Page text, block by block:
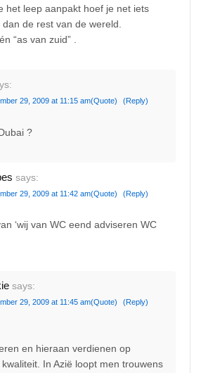
het leep aanpakt hoef je net iets
de rest van de wereld.
“as van zuid” .
29, 2009 at 11:15 am(Quote) (Reply)
?
says:
29, 2009 at 11:42 am(Quote) (Reply)
‘wij van WC eend adviseren WC
says:
29, 2009 at 11:45 am(Quote) (Reply)
en hieraan verdienen op
In Azië loopt men trouwens